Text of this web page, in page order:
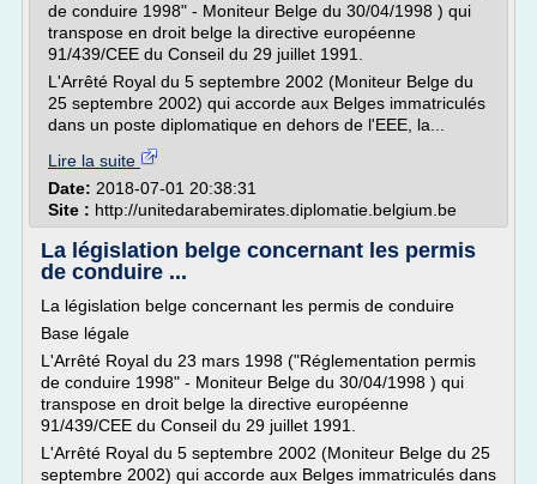
de conduire 1998" - Moniteur Belge du 30/04/1998 ) qui
transpose en droit belge la directive européenne
91/439/CEE du Conseil du 29 juillet 1991.
L'Arrêté Royal du 5 septembre 2002 (Moniteur Belge du
25 septembre 2002) qui accorde aux Belges immatriculés
dans un poste diplomatique en dehors de l'EEE, la...
Lire la suite
Date: 2018-07-01 20:38:31
Site : http://unitedarabemirates.diplomatie.belgium.be
La législation belge concernant les permis
de conduire ...
La législation belge concernant les permis de conduire
Base légale
L'Arrêté Royal du 23 mars 1998 ("Réglementation permis
de conduire 1998" - Moniteur Belge du 30/04/1998 ) qui
transpose en droit belge la directive européenne
91/439/CEE du Conseil du 29 juillet 1991.
L'Arrêté Royal du 5 septembre 2002 (Moniteur Belge du 25
septembre 2002) qui accorde aux Belges immatriculés dans